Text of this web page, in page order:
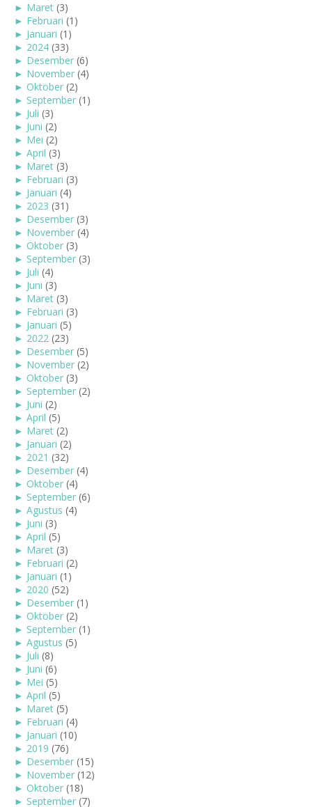
► Maret (3)
► Februari (1)
► Januari (1)
► 2024 (33)
► Desember (6)
► November (4)
► Oktober (2)
► September (1)
► Juli (3)
► Juni (2)
► Mei (2)
► April (3)
► Maret (3)
► Februari (3)
► Januari (4)
► 2023 (31)
► Desember (3)
► November (4)
► Oktober (3)
► September (3)
► Juli (4)
► Juni (3)
► Maret (3)
► Februari (3)
► Januari (5)
► 2022 (23)
► Desember (5)
► November (2)
► Oktober (3)
► September (2)
► Juni (2)
► April (5)
► Maret (2)
► Januari (2)
► 2021 (32)
► Desember (4)
► Oktober (4)
► September (6)
► Agustus (4)
► Juni (3)
► April (5)
► Maret (3)
► Februari (2)
► Januari (1)
► 2020 (52)
► Desember (1)
► Oktober (2)
► September (1)
► Agustus (5)
► Juli (8)
► Juni (6)
► Mei (5)
► April (5)
► Maret (5)
► Februari (4)
► Januari (10)
► 2019 (76)
► Desember (15)
► November (12)
► Oktober (18)
► September (7)